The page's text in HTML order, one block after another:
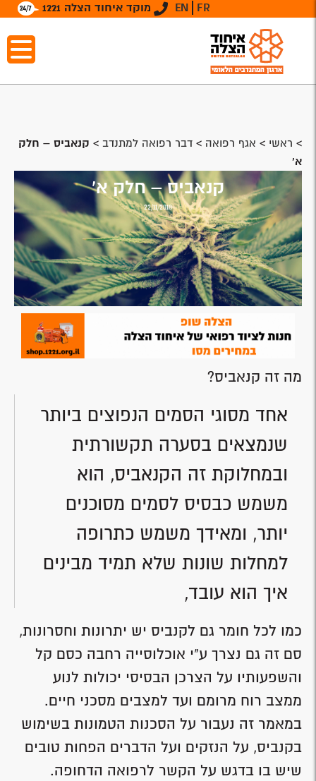
מוקד איחוד הצלה 1221 EN FR
> ראשי > אגף רפואה > דבר רפואה למתנדב > קנאביס – חלק
א'
קנאביס – חלק א'
22/11/2018
מה זה קנאביס?
אחד מסוגי הסמים הנפוצים ביותר
שנמצאים בסערה תקשורתית
ובמחלוקת זה הקנאביס, הוא
משמש כבסיס לסמים מסוכנים
יותר, ומאידך משמש כתרופה
למחלות שונות שלא תמיד מבינים
איך הוא עובד,
כמו לכל חומר גם לקנביס יש יתרונות וחסרונות,
סם זה גם נצרך ע"י אוכלוסייה רחבה כסם קל
והשפעותיו על הצרכן הבסיסי יכולות לנוע
ממצב רוח מרומם ועד למצבים מסכני חיים.
במאמר זה נעבור על הסכנות הטמונות בשימוש
בקנביס, על הנזקים ועל הדברים הפחות טובים
שיש בו בדגש על הקשר לרפואה הדחופה.